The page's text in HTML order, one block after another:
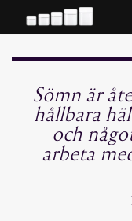
till
Sömn är
hållbara
och
arbeta